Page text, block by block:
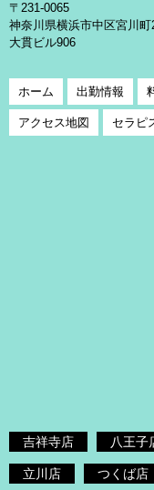
〒231-0065
神奈川県横浜市中区宮川町
大貫ビル906
ホーム 出勤情報
アクセス地図 セラピ
吉祥寺店 八王子
立川店 つくば店